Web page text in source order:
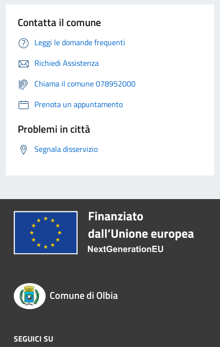
Contatta il comune
Leggi le domande frequenti
Richiedi Assistenza
Chiama il comune 078952000
Prenota un appuntamento
Problemi in città
Segnala disservizio
Comune di Olbia
SEGUICI SU